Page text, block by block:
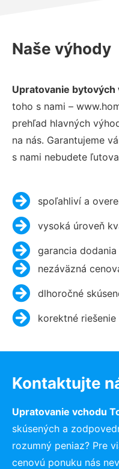
Naše výhody
Upratovanie bytových
toho s nami –
prehľad hlavných
na nás. Garantujeme
s nami nebudete
spoľahliví a
vysoká úroveň
garancia
nezáväzná
dlhoročné
korektné
Kontaktujte
Upratovanie vchodu
skúsených a
rozumný peniaz? Pre
cenovú ponuku nás